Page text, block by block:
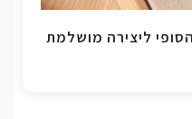
ליצירה מושלמת